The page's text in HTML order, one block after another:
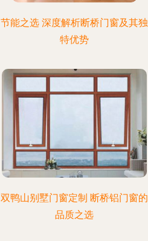
节能之选 深度解析断桥门窗及其独
特优势
双鸭山别墅门窗定制 断桥铝门窗的
品质之选